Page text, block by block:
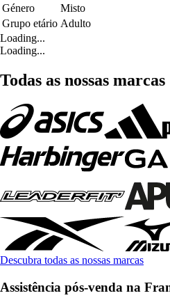
Género
Misto
Grupo etário Adulto
Loading...
Loading...
Todas as nossas marcas
Descubra todas as nossas marcas
Assistência pós-venda na